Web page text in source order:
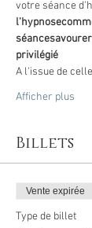
votre séance
l'hypnose
séance
privilégié
A l'issue de
Afficher plus
Billets
Vente expirée
Type de billet